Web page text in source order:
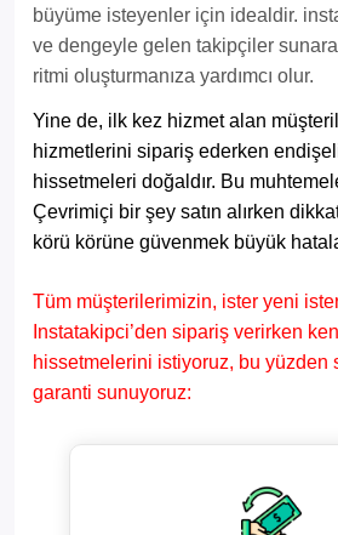
büyüme isteyenler için idealdir.
ve dengeyle gelen takipçiler
ritmi oluşturmanıza yardımcı olur.
Yine de, ilk kez hizmet alan
hizmetlerini sipariş ederken
hissetmeleri doğaldır. Bu
Çevrimiçi bir şey satın alırken
körü körüne güvenmek büyük
Tüm müşterilerimizin, ister yeni
Instatakipci’den sipariş verirken
hissetmelerini istiyoruz, bu yüzden
garanti sunuyoruz: